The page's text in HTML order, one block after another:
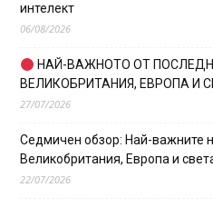
интелект
06/08/2026
НАЙ-ВАЖНОТО ОТ
ВЕЛИКОБРИТАНИЯ, ЕВРОПА И
27/07/2026
Седмичен обзор: Най-важните
Великобритания, Европа и
22/07/2026